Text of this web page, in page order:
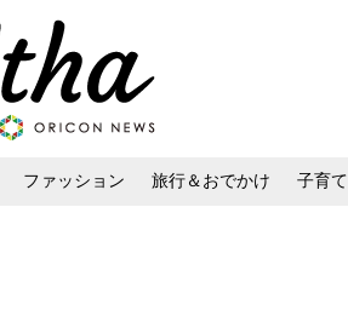
ファッション 旅行＆おでかけ 子育て